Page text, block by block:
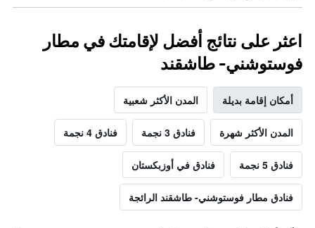
اعثر على نتائج أفضل لإقامتك في مطار
فوستوشني- طاشقند
أمكان إقامة بديلة المدن الأكثر شعبية
المدن الأكثر شهرة فنادق 3 نجمة فنادق 4 نجمة
فنادق 5 نجمة فنادق في أوزبكستان
فنادق مطار فوستوشني- طاشقند الرائجة